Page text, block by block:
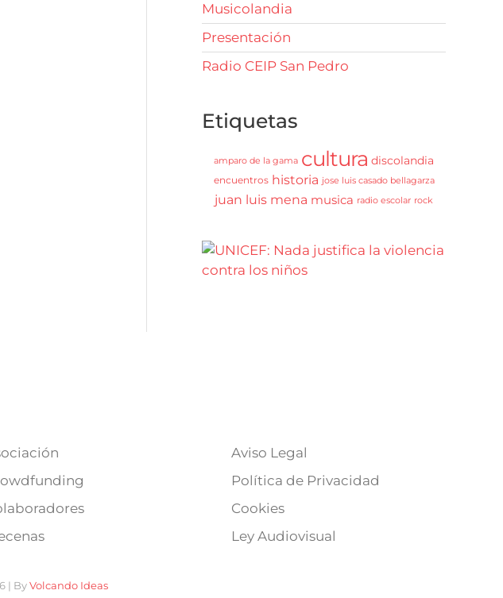
Musicolandia
Presentación
Radio CEIP San Pedro
Etiquetas
amparo de la gama cultura discolandia
encuentros historia jose luis casado bellagarza
juan luis mena musica radio escolar rock
Aviso Legal
Política de Privacidad
Cookies
Ley Audiovisual
| ByVolcando Ideas